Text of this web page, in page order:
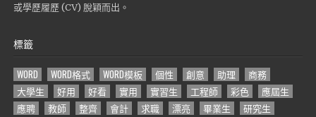
或學歷履歷 (CV) 脫穎而出。
標籤
WORD WORD格式 WORD模板 個性 創意 助理
商務
大學生
好用 好看 實用 實習生 工程師 彩色
應屆生
應聘
教師 整齊 會計 求職 漂亮 畢業生
研究生